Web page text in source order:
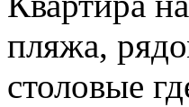
пляжа,
столовые